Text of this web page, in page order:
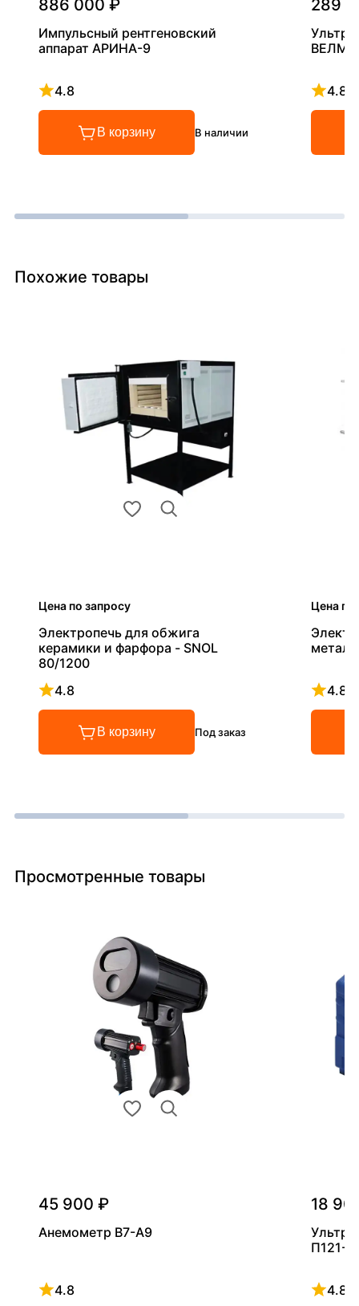
886 000 ₽
Импульсный рентгеновский
аппарат АРИНА-9
4.8
Рейтинг 4.8 из 5
В корзину В наличии
289
4.8
Похожие товары
Цена по запросу
Электропечь для обжига
керамики и фарфора - SNOL
80/1200
4.8
Рейтинг 4.8 из 5
В корзину Под заказ
Цена по
4.8
Просмотренные товары
45 900 ₽
Анемометр В7-А9
4.8
Рейтинг 4.8 из 5
18
П121-
4.8